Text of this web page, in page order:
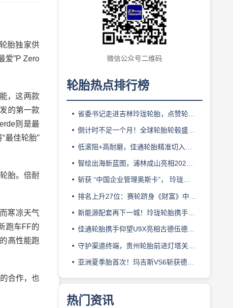
胎独家供
爱”P Zero
，这两款
的第一款
则是最
最佳轮胎”
胎。倍耐
寒凉天气
跑车FF的
高性能跑
合作，也
微信公众号二维码
轮胎热点排行榜
省委书记走进吉林玲珑轮胎，点赞轮胎智造标杆
倒计时不足一个月！全球轮胎轮毂盛会即将登陆上海！
低滚阻+高耐磨，佳通轮胎精准切入新能源轻卡赛道
智绘出海新蓝图，浦林成山亮相2026泰中合作博览会
斩获 “中国企业管理奥斯卡”， 玲珑轮胎蝉联 BMC 大奖
排名上升27位：赛轮跻身《财富》中国500强背后的增长逻辑
新能源配套再下一城！玲珑轮胎携手小鹏L03全球上市
佳通轮胎携手仰望U9X亮相古德伍德，以轮胎科技挑战性能边界
守护渠道终端，贵州轮胎前进灯塔关爱基金驰援长春受灾门店
亚洲夏季胎首次！玛吉斯VS6斩获德国TÜV SÜD高阶认证
热门资讯